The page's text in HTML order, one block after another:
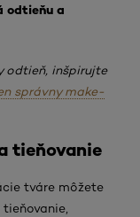
odtieňu a
odtieň, inšpirujte
správny make-
tieňovanie
tváre môžete